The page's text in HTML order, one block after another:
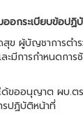
กระเบียบข้อปฏิบั
ผู้บัญชาการต
การกำหนดกา
ออนุญาต ผบ.ต
รปฏิบัติหน้าที่